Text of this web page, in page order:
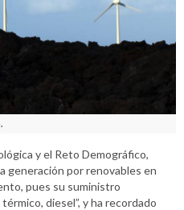
y el Reto Demográfico,
generación por renovables en
pues su suministro
diesel”, y ha recordado